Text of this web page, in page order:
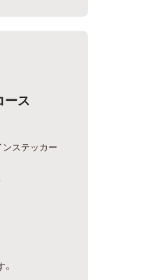
ース
ンステッカー